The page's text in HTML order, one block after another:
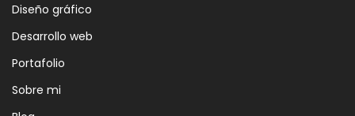
Diseño gráfico
Desarrollo web
Portafolio
Sobre mi